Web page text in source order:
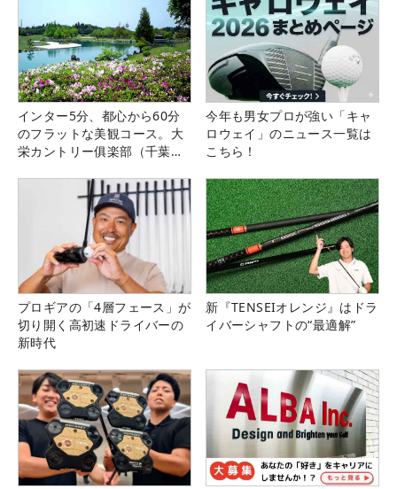
インター5分、都心から60分
のフラットな美観コース。大
栄カントリー俱楽部（千葉
今年も男女プロが強い「キャ
ロウェイ」のニュース一覧は
こちら！
プロギアの「4層フェース」が
切り開く高初速ドライバーの
新時代
新『TENSEIオレンジ』はドラ
イバーシャフトの“最適解”